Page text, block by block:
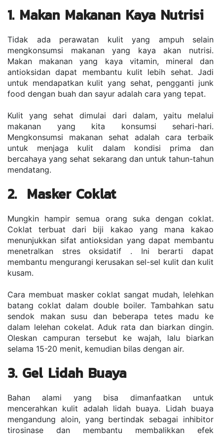
1. Makan Makanan Kaya Nutrisi
Tidak ada perawatan kulit yang ampuh selain
mengkonsumsi makanan yang kaya akan nutrisi.
Makan makanan yang kaya vitamin, mineral dan
antioksidan dapat membantu kulit lebih sehat. Jadi
untuk mendapatkan kulit yang sehat, pengganti junk
food dengan buah dan sayur adalah cara yang tepat.
Kulit yang sehat dimulai dari dalam, yaitu melalui
makanan yang kita konsumsi sehari-hari.
Mengkonsumsi makanan sehat adalah cara terbaik
untuk menjaga kulit dalam kondisi prima dan
bercahaya yang sehat sekarang dan untuk tahun-tahun
mendatang.
2.  Masker Coklat
Mungkin hampir semua orang suka dengan coklat.
Coklat terbuat dari biji kakao yang mana kakao
menunjukkan sifat antioksidan yang dapat membantu
menetralkan stres oksidatif . Ini berarti dapat
membantu mengurangi kerusakan sel-sel kulit dan kulit
kusam.
Cara membuat masker coklat sangat mudah, lelehkan
batang coklat dalam double boiler. Tambahkan satu
sendok makan susu dan beberapa tetes madu ke
dalam lelehan cokelat. Aduk rata dan biarkan dingin.
Oleskan campuran tersebut ke wajah, lalu biarkan
selama 15-20 menit, kemudian bilas dengan air.
3. Gel Lidah Buaya
Bahan alami yang bisa dimanfaatkan untuk
mencerahkan kulit adalah lidah buaya. Lidah buaya
mengandung aloin, yang bertindak sebagai inhibitor
tirosinase dan membantu membalikkan efek